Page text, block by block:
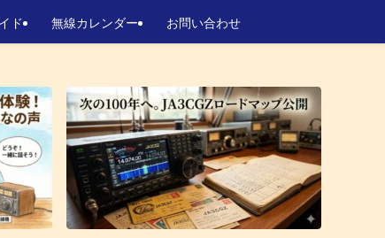
ド 無線カレンダー お問い合わせ